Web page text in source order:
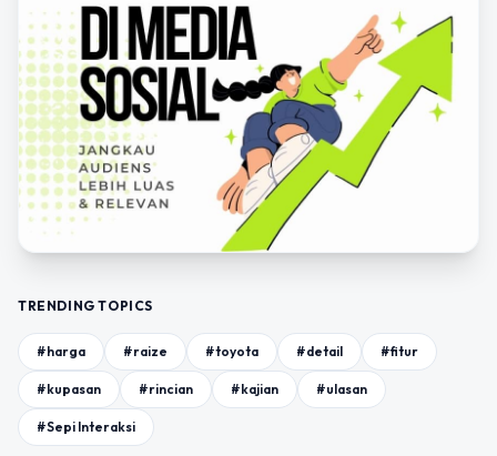
TRENDING TOPICS
#harga #raize #toyota #detail #fitur
#kupasan #rincian #kajian #ulasan
#Sepi Interaksi